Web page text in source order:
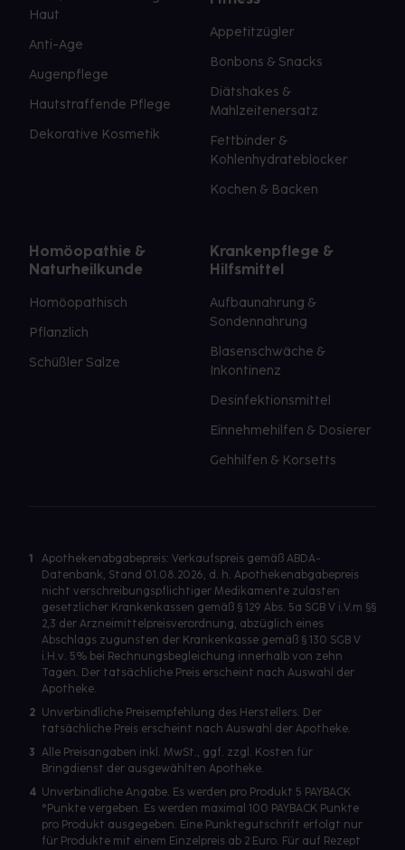
Haut
Anti-Age
Augenpflege
Hautstraffende Pflege
Dekorative Kosmetik
Appetitzügler
Bonbons & Snacks
Diätshakes &
Mahlzeitenersatz
Fettbinder &
Kohlenhydrateblocker
Kochen & Backen
Homöopathie &
Naturheilkunde
Homöopathisch
Pflanzlich
Schüßler Salze
Krankenpflege &
Hilfsmittel
Aufbaunahrung &
Sondennahrung
Blasenschwäche &
Inkontinenz
Desinfektionsmittel
Einnehmehilfen & Dosierer
Gehhilfen & Korsetts
1
Apothekenabgabepreis: Verkaufspreis gemäß ABDA-
Datenbank, Stand 01.08.2026, d. h. Apothekenabgabepreis
nicht verschreibungspflichtiger Medikamente zulasten
gesetzlicher Krankenkassen gemäß § 129 Abs. 5a SGB V i.V.m §§
2,3 der Arzneimittelpreisverordnung, abzüglich eines
Abschlags zugunsten der Krankenkasse gemäß § 130 SGB V
i.H.v. 5% bei Rechnungsbegleichung innerhalb von zehn
Tagen. Der tatsächliche Preis erscheint nach Auswahl der
Apotheke.
2 Unverbindliche Preisempfehlung des Herstellers. Der
tatsächliche Preis erscheint nach Auswahl der Apotheke.
3 Alle Preisangaben inkl. MwSt., ggf. zzgl. Kosten für
Bringdienst der ausgewählten Apotheke.
4 Unverbindliche Angabe. Es werden pro Produkt 5 PAYBACK
°Punkte vergeben. Es werden maximal 100 PAYBACK Punkte
pro Produkt ausgegeben. Eine Punktegutschrift erfolgt nur
für Produkte mit einem Einzelpreis ab 2 Euro. Für auf Rezept